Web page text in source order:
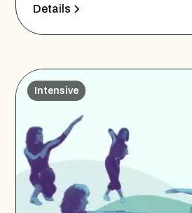
Details
Intensive